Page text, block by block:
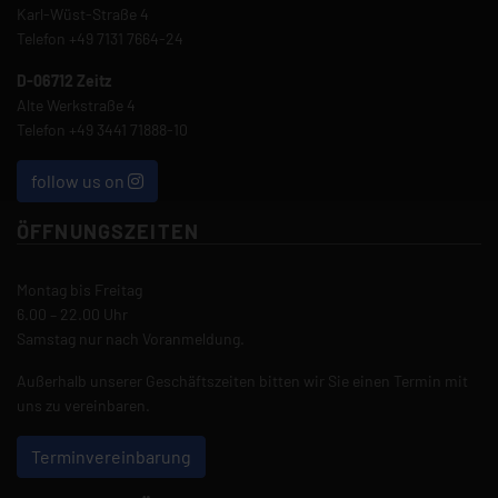
Karl-Wüst-Straße 4
Telefon +49 7131 7664-24
D-06712 Zeitz
Alte Werkstraße 4
Telefon +49 3441 71888-10
follow us on
ÖFFNUNGSZEITEN
Montag bis Freitag
6.00 – 22.00 Uhr
Samstag nur nach Voranmeldung.
Außerhalb unserer Geschäftszeiten bitten wir Sie einen Termin mit
uns zu vereinbaren.
Terminvereinbarung